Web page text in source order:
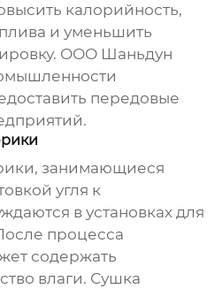
калорийность,
и уменьшить
ООО Шаньдун
передовые
занимающиеся
угля к
вустановках для
процесса
содержать
влаги. Сушка